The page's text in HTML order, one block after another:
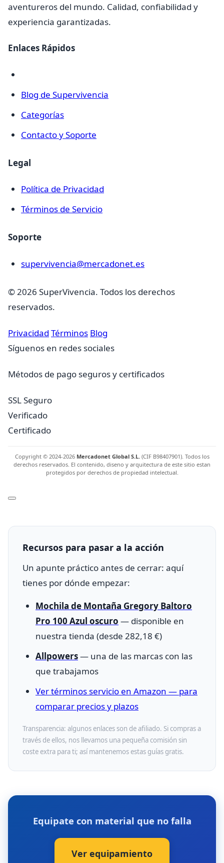
aventureros del mundo. Calidad, confiabilidad y
experiencia garantizadas.
Enlaces Rápidos
Blog de Supervivencia
Categorías
Contacto y Soporte
Legal
Política de Privacidad
Términos de Servicio
Soporte
supervivencia@mercadonet.es
© 2026 SuperVivencia. Todos los derechos
reservados.
Privacidad Términos Blog
Síguenos en redes sociales
Métodos de pago seguros y certificados
SSL Seguro
Verificado
Certificado
Copyright © 2024-2026 Mercadonet Global S.L.(CIF B98407901). Todos los
derechos reservados. El contenido, diseno y arquitectura de este sitio estan
protegidos por derechos de propiedad intelectual.
Recursos para pasar a la acción
Un apunte práctico antes de cerrar: aquí
tienes por dónde empezar:
Mochila de Montaña Gregory Baltoro
Pro 100 Azul oscuro — disponible en
nuestra tienda (desde 282,18 €)
Allpowers— una de las marcas con las
que trabajamos
Ver términos servicio en Amazon — para
comparar precios y plazos
Transparencia: algunos enlaces son de afiliado. Si compras a
través de ellos, nos llevamos una pequeña comisión sin
coste extra para ti; así mantenemos estas guías gratis.
Equipate con material que no falla
Ver equipamiento